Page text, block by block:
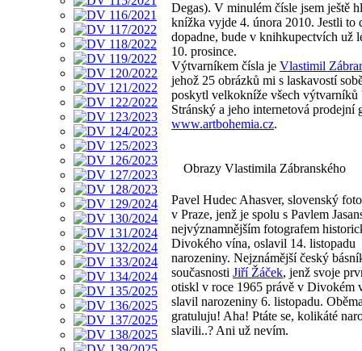
Degas). V minulém čísle jsem ještě
knížka vyjde 4. února 2010. Jestli to
dopadne, bude v knihkupectvích už
10. prosince.
Výtvarníkem čísla je Vlastimil
jehož 25 obrázků mi s laskavostí
poskytl velkokníže všech výtvarníků
Stránský a jeho internetová prodejní
www.artbohemia.cz.
Obrazy Vlastimila Zábranského
Pavel Hudec Ahasver, slovenský
v Praze, jenž je spolu s Pavlem
nejvýznamnějším fotografem
Divokého vína, oslavil 14. listopadu
narozeniny. Nejznámější český
současnosti Jiří Žáček, jenž svoje
otiskl v roce 1965 právě v Divokém
slavil narozeniny 6. listopadu.
gratuluju! Aha! Ptáte se, kolikáté
slavili..? Ani už nevím.